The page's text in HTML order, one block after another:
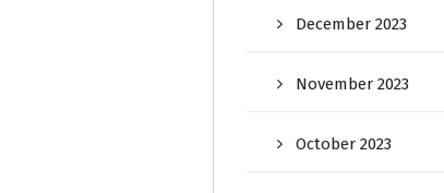
December 2023
November 2023
October 2023